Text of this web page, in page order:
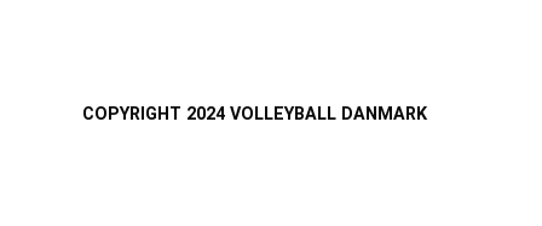
COPYRIGHT 2024 VOLLEYBALL DANMARK